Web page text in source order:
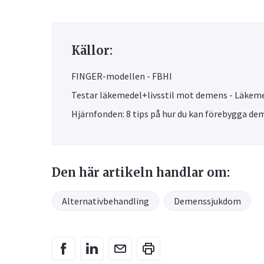
Källor:
FINGER-modellen - FBHI
Testar läkemedel+livsstil mot demens -
Hjärnfonden: 8 tips på hur du kan förebygga
Den här artikeln handlar om:
Alternativbehandling Demenssjukdom